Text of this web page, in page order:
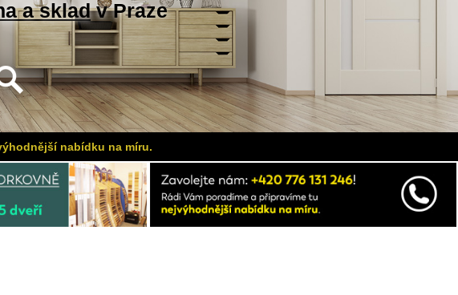
a skladv Praze
nabídku na míru.